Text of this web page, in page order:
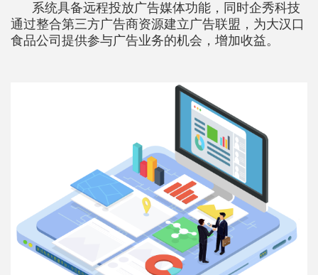
系统具备远程投放广告媒体功能，同时企秀科技
通过整合第三方广告商资源建立广告联盟，为大汉口
食品公司提供参与广告业务的机会，增加收益。